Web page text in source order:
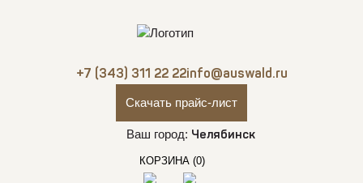
+7 (343) 311 22 22info@auswald.ru
Скачать прайс-лист
Ваш город: Челябинск
КОРЗИНА (0)